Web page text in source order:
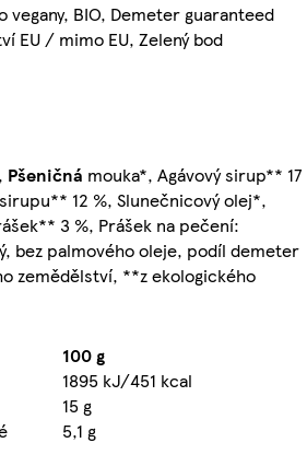
BIO, Demeter guaranteed
EU / mimo EU, Zelený bod
Pšeničná mouka*, Agávový sirup** 17
12 %, Slunečnicový olej*,
3 %, Prášek na pečení:
bez palmového oleje, podíl demeter
zemědělství, **z ekologického
100 g
1895 kJ/451 kcal
15 g
5,1 g